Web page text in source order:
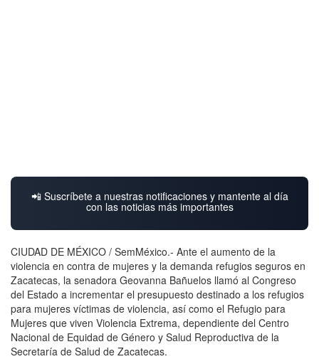
📲 Suscríbete a nuestras notificaciones y mantente al día
con las noticias más importantes
CIUDAD DE MÉXICO / SemMéxico.- Ante el aumento de la
violencia en contra de mujeres y la demanda refugios seguros en
Zacatecas, la senadora Geovanna Bañuelos llamó al Congreso
del Estado a incrementar el presupuesto destinado a los refugios
para mujeres víctimas de violencia, así como el Refugio para
Mujeres que viven Violencia Extrema, dependiente del Centro
Nacional de Equidad de Género y Salud Reproductiva de la
Secretaría de Salud de Zacatecas.